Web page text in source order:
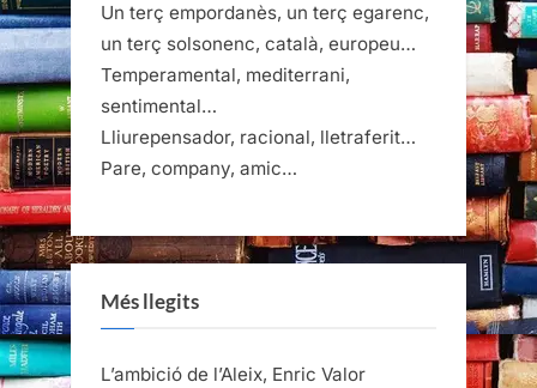
Un terç empordanès, un terç egarenc,
un terç solsonenc, català, europeu…
Temperamental, mediterrani,
sentimental…
Lliurepensador, racional, lletraferit…
Pare, company, amic…
Més llegits
L’ambició de l’Aleix, Enric Valor